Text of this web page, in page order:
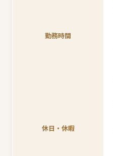
勤務時間
休日・休暇